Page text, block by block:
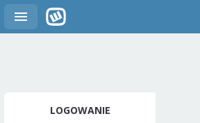
LOGOWANIE